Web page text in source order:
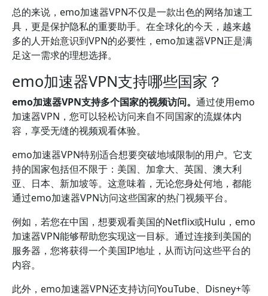
总的来说，emo加速器VPN不仅是一款出色的网络加速工
具，更是保护隐私的重要助手。在全球化的今天，越来越
多的人开始意识到VPN的必要性，emo加速器VPN正是满
足这一需求的理想选择。
emo加速器VPN支持哪些国家？
emo加速器VPN支持多个国家的视频访问。 通过使用emo
加速器VPN，您可以轻松访问来自不同国家的流媒体内
容，享受无缝的视频观看体验。
emo加速器VPN特别适合想要突破地域限制的用户。它支
持的国家包括但不限于：美国、加拿大、英国、澳大利
亚、日本、新加坡等。这意味着，无论您身处何地，都能
通过emo加速器VPN访问这些国家的热门视频平台。
例如，若您在中国，想要观看美国的Netflix或Hulu，emo
加速器VPN能够帮助您实现这一目标。通过连接到美国的
服务器，您将获得一个美国IP地址，从而访问这些平台的
内容。
此外，emo加速器VPN还支持访问YouTube、Disney+等